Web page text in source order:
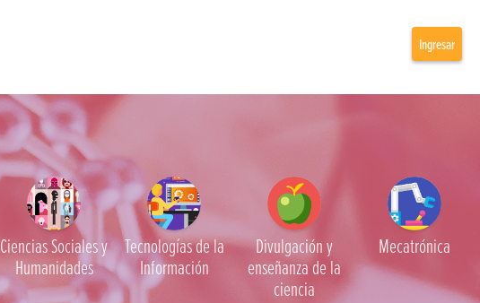
Ingresar
Ciencias Sociales y
Humanidades
Tecnologías de la
Información
Divulgación y
enseñanza de la
ciencia
Mecatrónica